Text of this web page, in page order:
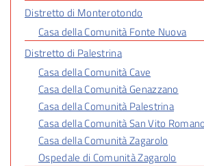
Distretto di Monterotondo
Casa della Comunità Fonte Nuova
Distretto di Palestrina
Casa della Comunità Cave
Casa della Comunità Genazzano
Casa della Comunità Palestrina
Casa della Comunità San Vito Romano
Casa della Comunità Zagarolo
Ospedale di Comunità Zagarolo